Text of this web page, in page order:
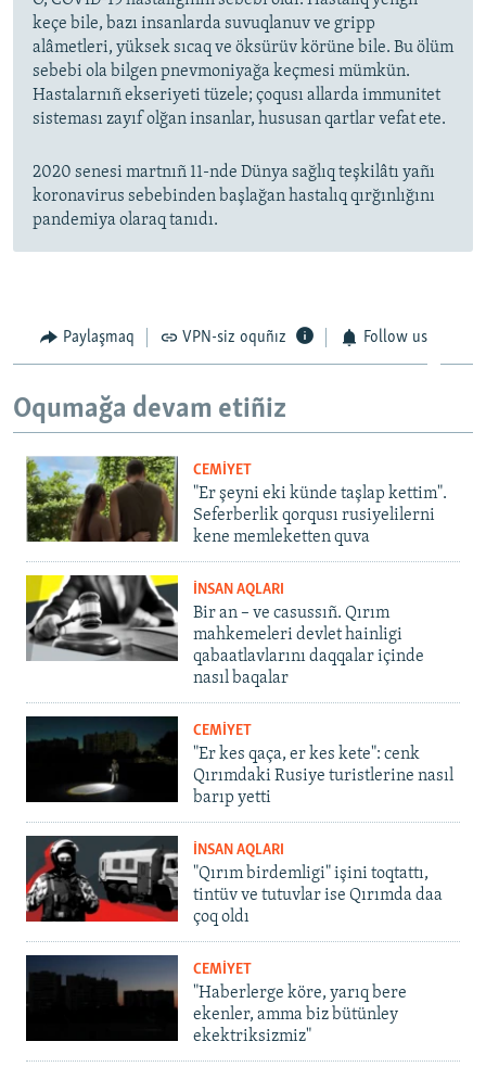
keçe bile, bazı insanlarda suvuqlanuv ve gripp
alâmetleri, yüksek sıcaq ve öksürüv körüne bile. Bu ölüm
sebebi ola bilgen pnevmoniyağa keçmesi mümkün.
Hastalarnıñ ekseriyeti tüzele; çoqusı allarda immunitet
sisteması zayıf olğan insanlar, hususan qartlar vefat ete.
2020 senesi martnıñ 11-nde Dünya sağlıq teşkilâtı yañı
koronavirus sebebinden başlağan hastalıq qırğınlığını
pandemiya olaraq tanıdı.
Paylaşmaq VPN-siz oquñız Follow us
Oqumağa devam etiñiz
CEMİYET
"Er şeyni eki künde taşlap kettim".
Seferberlik qorqusı rusiyelilerni
kene memleketten quva
İNSAN AQLARI
Bir an – ve casussıñ. Qırım
mahkemeleri devlet hainligi
qabaatlavlarını daqqalar içinde
nasıl baqalar
CEMİYET
"Er kes qaça, er kes kete": cenk
Qırımdaki Rusiye turistlerine nasıl
barıp yetti
İNSAN AQLARI
"Qırım birdemligi" işini toqtattı,
tintüv ve tutuvlar ise Qırımda daa
çoq oldı
CEMİYET
"Haberlerge köre, yarıq bere
ekenler, amma biz bütünley
ekektriksizmiz"